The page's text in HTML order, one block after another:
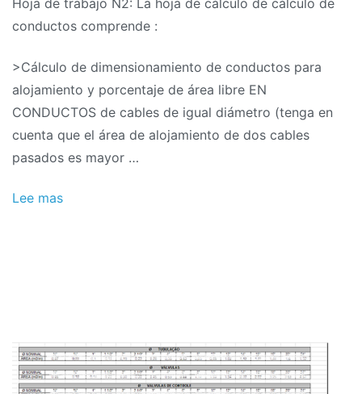
Hoja de trabajo N2: La hoja de cálculo de cálculo de
conductos comprende :
>Cálculo de dimensionamiento de conductos para
alojamiento y porcentaje de área libre EN
CONDUCTOS de cables de igual diámetro (tenga en
cuenta que el área de alojamiento de dos cables
pasados ​​​​es mayor …
Lee mas